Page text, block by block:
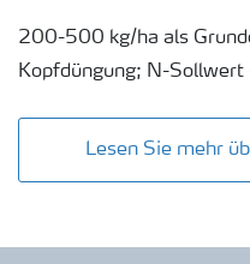
200-500 kg/ha als
Kopfdüngung; N-
Lesen Sie mehr